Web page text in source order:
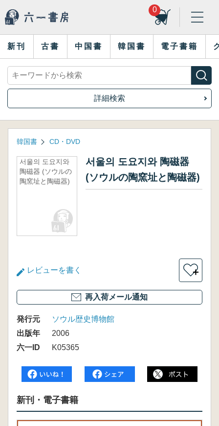
0
新刊 古書 中国書 韓国書 電子書籍
詳細検索
韓国書 CD・DVD
서울의 도요지와
陶磁器 (ソウルの
陶窯址と陶磁器)
서울의 도요지와 陶磁器
(ソウルの陶窯址と陶磁器)
レビューを書く ＋
再入荷メール通知
発行元
ソウル歴史博物館
出版年
2006
六一ID
K05365
新刊・電子書籍